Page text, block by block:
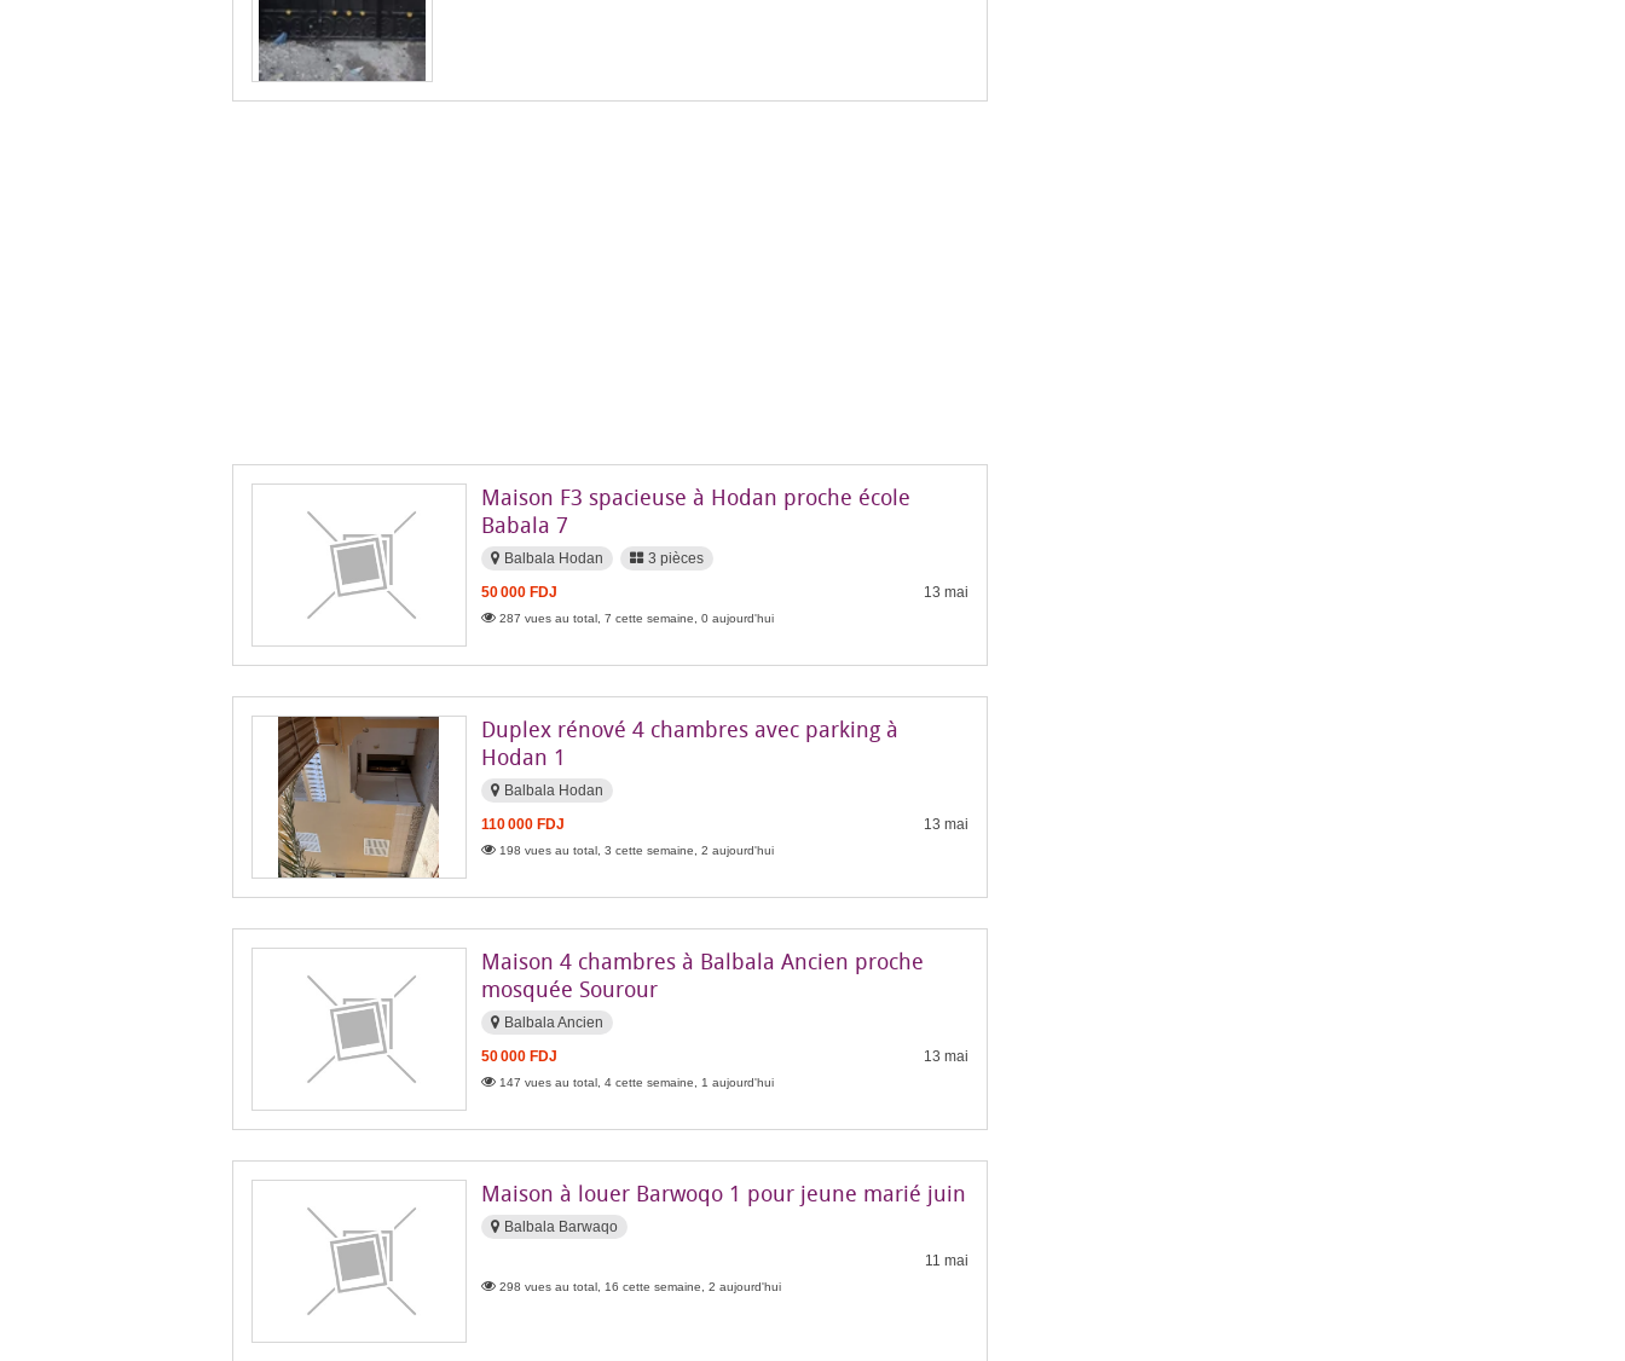
Maison F3 spacieuse à Hodan proche école
Babala 7
Balbala Hodan
3 pièces
50 000 FDJ
13 mai
287 vues au total, 7 cette semaine, 0 aujourd'hui
Duplex rénové 4 chambres avec parking à
Hodan 1
Balbala Hodan
110 000 FDJ
13 mai
198 vues au total, 3 cette semaine, 2 aujourd'hui
Maison 4 chambres à Balbala Ancien proche
mosquée Sourour
Balbala Ancien
50 000 FDJ
13 mai
147 vues au total, 4 cette semaine, 1 aujourd'hui
Maison à louer Barwoqo 1 pour jeune marié juin
Balbala Barwaqo
11 mai
298 vues au total, 16 cette semaine, 2 aujourd'hui